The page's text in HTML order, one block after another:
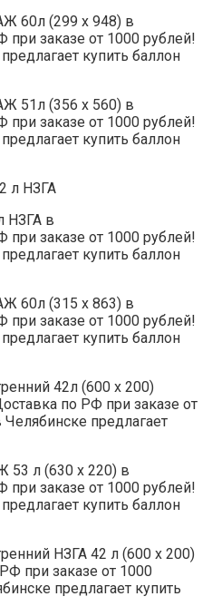
60л (299 х 948) в
заказе от 1000 рублей!
купить баллон
51л (356 х 560) в
заказе от 1000 рублей!
купить баллон
НЗГА в
заказе от 1000 рублей!
купить баллон
60л (315 х 863) в
заказе от 1000 рублей!
купить баллон
42л (600 х 200)
по РФ при заказе от
предлагает
53 л (630 х 220) в
заказе от 1000 рублей!
купить баллон
НЗГА 42 л (600 х 200)
при заказе от 1000
предлагает купить